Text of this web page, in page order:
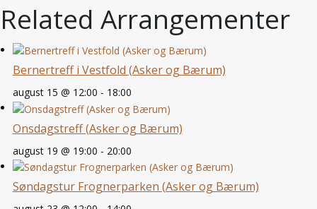
Related Arrangementer
Bernertreff i Vestfold (Asker og Bærum)
august 15 @ 12:00 - 18:00
Onsdagstreff (Asker og Bærum)
august 19 @ 19:00 - 20:00
Søndagstur Frognerparken (Asker og Bærum)